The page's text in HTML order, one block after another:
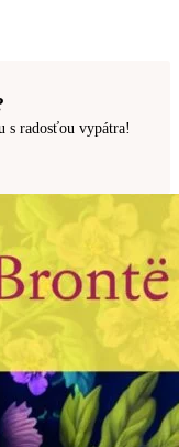
s radosťou vypátra!